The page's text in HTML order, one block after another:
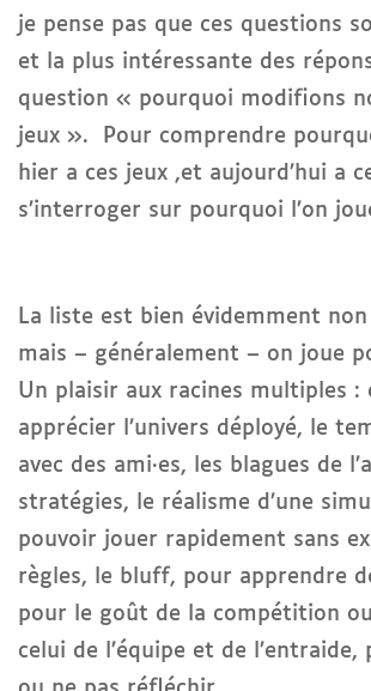
je pense pas que ces questions
et la plus intéressante des
question « pourquoi modifions
jeux ». Pour comprendre
hier a ces jeux ,et aujourd’hui a
s’interroger sur pourquoi l’on
La liste est bien évidemment non
mais – généralement – on joue
Un plaisir aux racines multiples :
apprécier l’univers déployé, le
avec des ami·es, les blagues de
stratégies, le réalisme d’une
pouvoir jouer rapidement sans
règles, le bluff, pour apprendre
pour le goût de la compétition
celui de l’équipe et de